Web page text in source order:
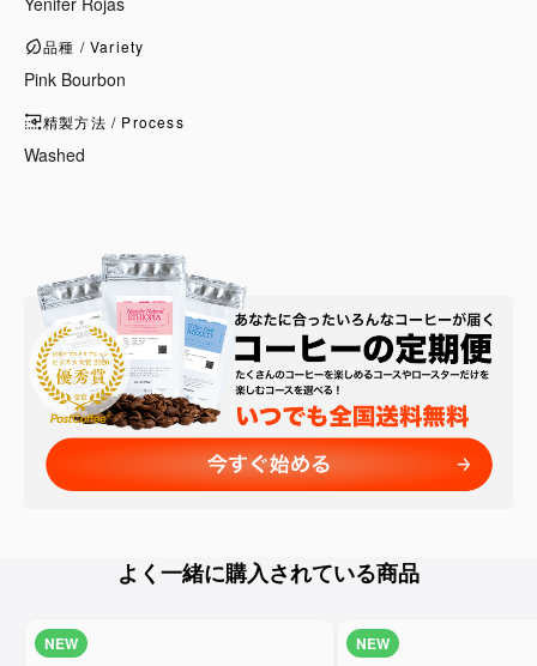
品種 / Variety
Pink Bourbon
精製方法 / Process
Washed
よく一緒に購入されている商品
NEW NEW